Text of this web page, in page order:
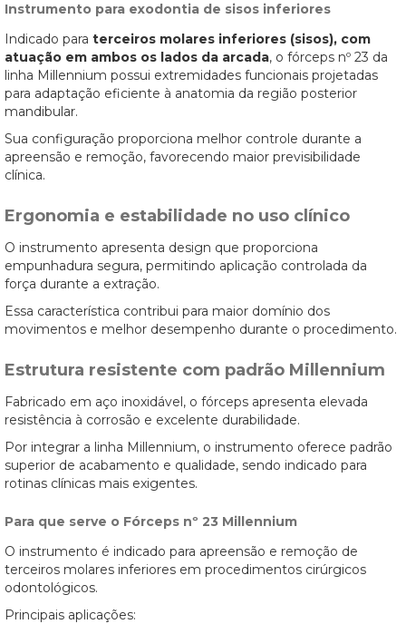
Instrumento para exodontia de sisos inferiores
Indicado para terceiros molares inferiores (sisos), com
atuação em ambos os lados da arcada, o fórceps nº 23 da
linha Millennium possui extremidades funcionais projetadas
para adaptação eficiente à anatomia da região posterior
mandibular.
Sua configuração proporciona melhor controle durante a
apreensão e remoção, favorecendo maior previsibilidade
clínica.
Ergonomia e estabilidade no uso clínico
O instrumento apresenta design que proporciona
empunhadura segura, permitindo aplicação controlada da
força durante a extração.
Essa característica contribui para maior domínio dos
movimentos e melhor desempenho durante o procedimento.
Estrutura resistente com padrão Millennium
Fabricado em aço inoxidável, o fórceps apresenta elevada
resistência à corrosão e excelente durabilidade.
Por integrar a linha Millennium, o instrumento oferece padrão
superior de acabamento e qualidade, sendo indicado para
rotinas clínicas mais exigentes.
Para que serve o Fórceps nº 23 Millennium
O instrumento é indicado para apreensão e remoção de
terceiros molares inferiores em procedimentos cirúrgicos
odontológicos.
Principais aplicações: